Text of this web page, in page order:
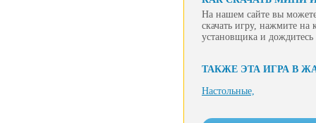
На нашем сайте вы
скачать игру, нажмите на
установщика и
ТАКЖЕ ЭТА ИГРА В
Настольные,